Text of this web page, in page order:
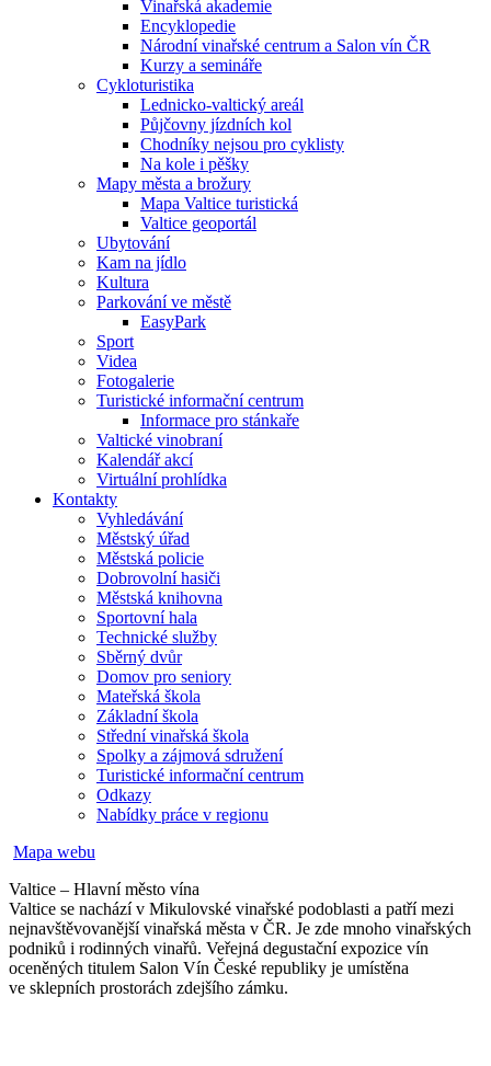
Vinařská akademie
Encyklopedie
Národní vinařské centrum a Salon vín ČR
Kurzy a semináře
Cykloturistika
Lednicko-valtický areál
Půjčovny jízdních kol
Chodníky nejsou pro cyklisty
Na kole i pěšky
Mapy města a brožury
Mapa Valtice turistická
Valtice geoportál
Ubytování
Kam na jídlo
Kultura
Parkování ve městě
EasyPark
Sport
Videa
Fotogalerie
Turistické informační centrum
Informace pro stánkaře
Valtické vinobraní
Kalendář akcí
Virtuální prohlídka
Kontakty
Vyhledávání
Městský úřad
Městská policie
Dobrovolní hasiči
Městská knihovna
Sportovní hala
Technické služby
Sběrný dvůr
Domov pro seniory
Mateřská škola
Základní škola
Střední vinařská škola
Spolky a zájmová sdružení
Turistické informační centrum
Odkazy
Nabídky práce v regionu
Mapa webu
Valtice – Hlavní město vína
Valtice se nachází v Mikulovské vinařské podoblasti a patří mezi
nejnavštěvovanější vinařská města v ČR. Je zde mnoho vinařských
podniků i rodinných vinařů. Veřejná degustační expozice vín
oceněných titulem Salon Vín České republiky je umístěna
ve sklepních prostorách zdejšího zámku.